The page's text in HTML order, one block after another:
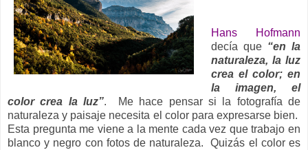
Hans Hofmann
decía que “en la
naturaleza, la luz
crea el color; en
la imagen, el
color crea la luz”. Me hace pensar si la fotografía de
naturaleza y paisaje necesita el color para expresarse bien.
Esta pregunta me viene a la mente cada vez que trabajo en
blanco y negro con fotos de naturaleza. Quizás el color es